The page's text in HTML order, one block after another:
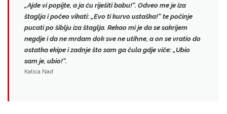
„Ajde vi popijte, a ja ću riješiti babu!“. Odveo me je iza
štaglja i počeo vikati: „Evo ti kurvo ustaška!“ te počinje
pucati po šiblju iza štaglja. Rekao mi je da se sakrijem
negdje i da ne mrdam dok sve ne utihne, a on se vratio do
ostatka ekipe i zadnje što sam ga čula gdje viče: „Ubio
sam je, ubio!“.
Katica Nađ